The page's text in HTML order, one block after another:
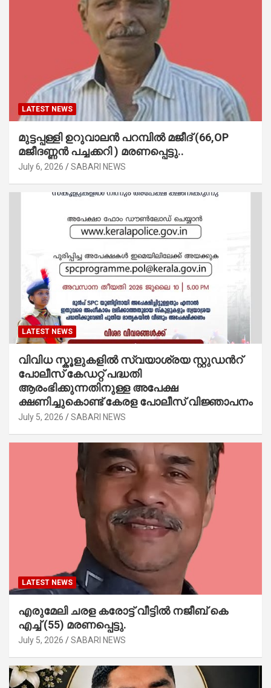
LATEST NEWS
മുട്ടപ്പള്ളി ഉറുവാലൻ പറമ്പിൽ മജീദ് (66,OP
മജീദണ്ണൻ പച്ചക്കറി ) മരണപ്പെട്ടു..
July 6, 2026 SABARI NEWS
LATEST NEWS
വിവിധ സ്കൂളുകളില്‍ സ്വയാശ്രയ സ്റ്റുഡന്‍റ്
പോലീസ് കേഡറ്റ് പദ്ധതി
ആരംഭിക്കുന്നതിനുള്ള അപേക്ഷ
ക്ഷണിച്ചുകൊണ്ട് കേരള പോലീസ് വിജ്ഞാപനം
July 5, 2026 SABARI NEWS
LATEST NEWS
എരുമേലി ചരള കരോട്ട് വീട്ടിൽ നജീബ് കെ
എച്ച് (55) മരണപ്പെട്ടു.
July 5, 2026 SABARI NEWS